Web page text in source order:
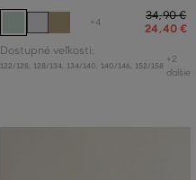
+4
34,90 €
24,40 €
Dostupné veľkosti:
122/128 128/134 134/140 140/146 152/158
+2
ďalšie